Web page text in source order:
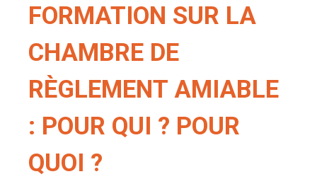
FORMATION SUR LA
CHAMBRE DE
RÈGLEMENT AMIABLE
: POUR QUI ? POUR
QUOI ?